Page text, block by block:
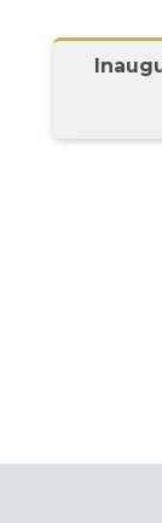
Início